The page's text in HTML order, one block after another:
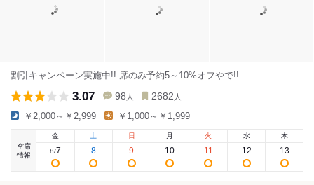
割引キャンペーン実施中!! 席のみ予約5～10%オフやで!!
3.07 98 人 2682 人
￥2,000～￥2,999 ￥1,000～￥1,999
空席
情報
金
8/7
土
8
日
9
月
10
火
11
水
12
木
13